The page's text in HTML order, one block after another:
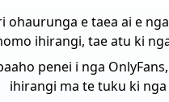
ohaurunga e taea ai e
ihirangi, tae atu ki
penei i nga
ihirangi ma te tuku ki